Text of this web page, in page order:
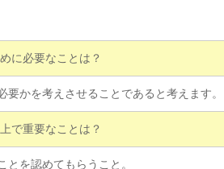
に必要なことは？
かを考えさせることであると考えます。
で重要なことは？
を認めてもらうこと。